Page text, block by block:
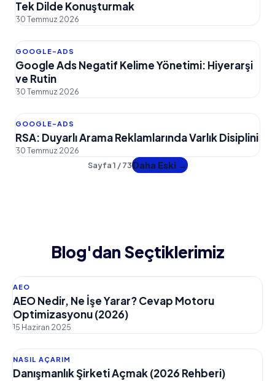
Tek Dilde Konuşturmak
30 Temmuz 2026
GOOGLE-ADS
Google Ads Negatif Kelime Yönetimi: Hiyerarşi
ve Rutin
30 Temmuz 2026
GOOGLE-ADS
RSA: Duyarlı Arama Reklamlarında Varlık Disiplini
30 Temmuz 2026
Sayfa 1 / 73Daha Eski →
Blog'dan Seçtiklerimiz
AEO
AEO Nedir, Ne İşe Yarar? Cevap Motoru
Optimizasyonu (2026)
15 Haziran 2025
NASIL AÇARIM
Danışmanlık Şirketi Açmak (2026 Rehberi)